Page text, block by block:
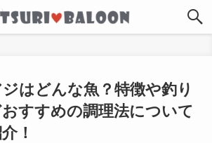
はどんな魚？特徴や釣り
すすめの調理法について
！